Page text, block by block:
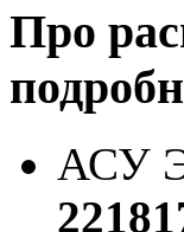
Про
АСУ